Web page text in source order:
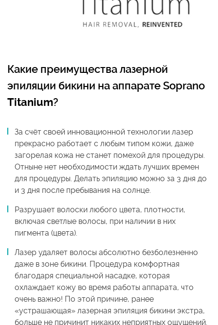
Какие преимущества лазерной
эпиляции бикини на аппарате Soprano
Titanium?
За счёт своей инновационной технологии лазер
прекрасно работает с любым типом кожи, даже
загорелая кожа не станет помехой для процедуры.
Отныне нет необходимости ждать лучших времен
для процедуры. Делать эпиляцию можно за 3 дня до
и 3 дня после пребывания на солнце.
Разрушает волоски любого цвета, плотности,
включая светлые волосы, при наличии в них
пигмента (цвета).
Лазер удаляет волосы абсолютно безболезненно
даже в зоне бикини. Процедура комфортная
благодаря специальной насадке, которая
охлаждает кожу во время работы аппарата, что
очень важно! По этой причине, ранее
«устрашающая» лазерная эпиляция бикини экстра,
больше не причинит никаких неприятных ощущений.